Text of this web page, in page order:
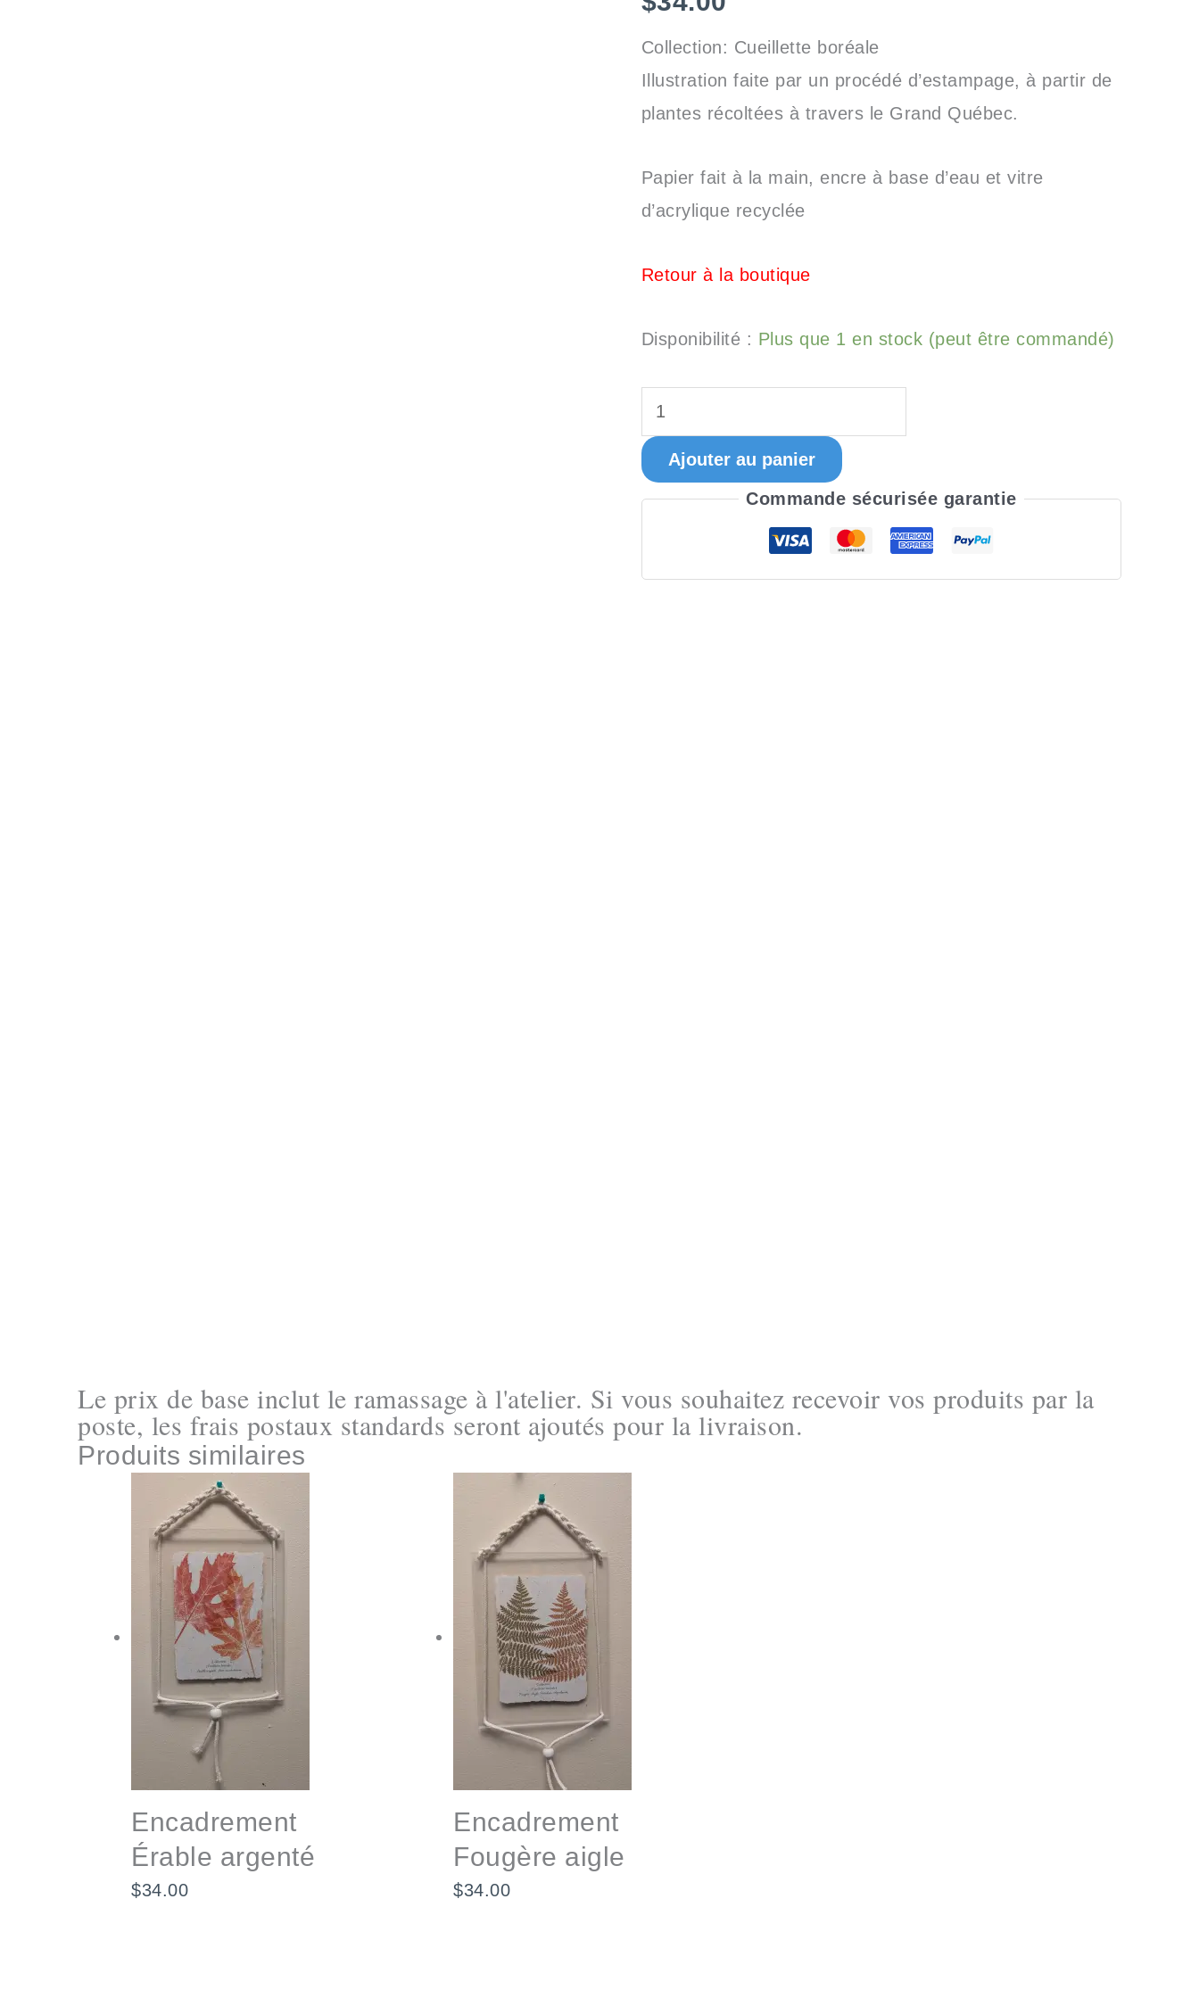
Collection: Cueillette boréale
Illustration faite par un procédé d’estampage, à partir de
plantes récoltées à travers le Grand Québec.
Papier fait à la main, encre à base d’eau et vitre
d’acrylique recyclée
Retour à la boutique
Disponibilité : Plus que 1 en stock (peut être commandé)
Chêne
blanc
Ajouter au panier
Commande sécurisée garantie
Le prix de base inclut le ramassage à l'atelier. Si vous souhaitez recevoir vos produits par la
poste, les frais postaux standards seront ajoutés pour la livraison.
Produits similaires
Encadrement
Érable argenté
$34.00
Encadrement
Fougère aigle
$34.00